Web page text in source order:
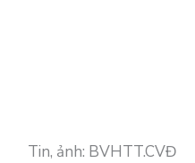
Tin, ảnh: BVHTT.CVĐ